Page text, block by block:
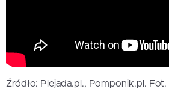
Źródło: Plejada.pl., Pomponik.pl.